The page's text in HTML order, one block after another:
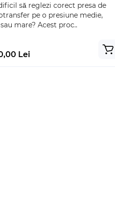
SILH-CAMEO-PRO-2-5T
să reglezi corect presa de
pe o presiune medie,
mare? Acest proc..
Lei